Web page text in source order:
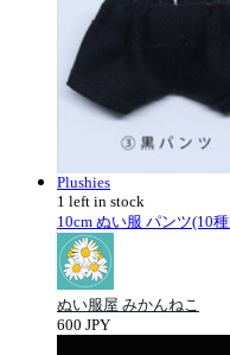
Plushies
1 left in stock
10cm ぬい服 パンツ(10
ぬい服屋 みかんねこ
600 JPY